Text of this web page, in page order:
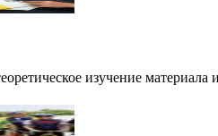
изучение